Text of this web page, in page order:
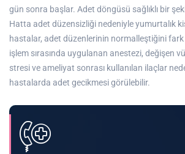
gün sonra başlar. Adet döngüsü sağlıklı bir
Hatta adet düzensizliği nedeniyle yumurtalık
hastalar, adet düzenlerinin normalleştiğini fark
işlem sırasında uygulanan anestezi, değişen
stresi ve ameliyat sonrası kullanılan ilaçlar
hastalarda adet gecikmesi görülebilir.